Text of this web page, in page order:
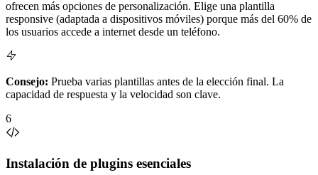
ofrecen más opciones de personalización. Elige una plantilla
responsive (adaptada a dispositivos móviles) porque más del 60% de
los usuarios accede a internet desde un teléfono.
Consejo: Prueba varias plantillas antes de la elección final. La
capacidad de respuesta y la velocidad son clave.
6
Instalación de plugins esenciales